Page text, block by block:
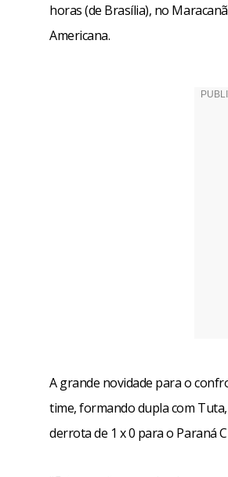
horas (de Brasília), no
Americana.
A grande novidade para o
time, formando dupla com
derrota de 1 x 0 para o Paraná